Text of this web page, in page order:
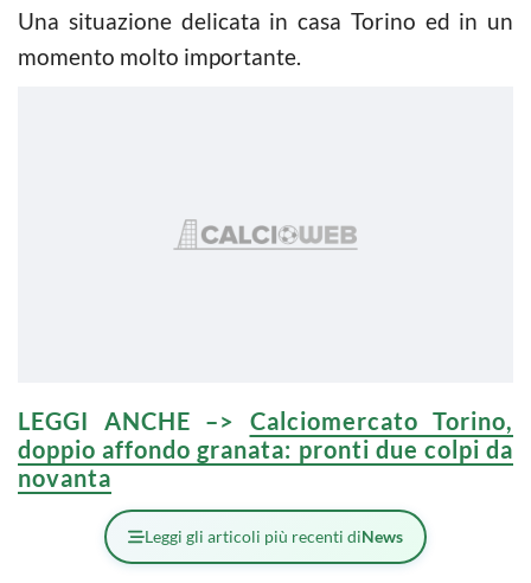
Una situazione delicata in casa Torino ed in un
momento molto importante.
LEGGI ANCHE –> Calciomercato Torino,
doppio affondo granata: pronti due colpi da
novanta
Leggi gli articoli più recenti diNews